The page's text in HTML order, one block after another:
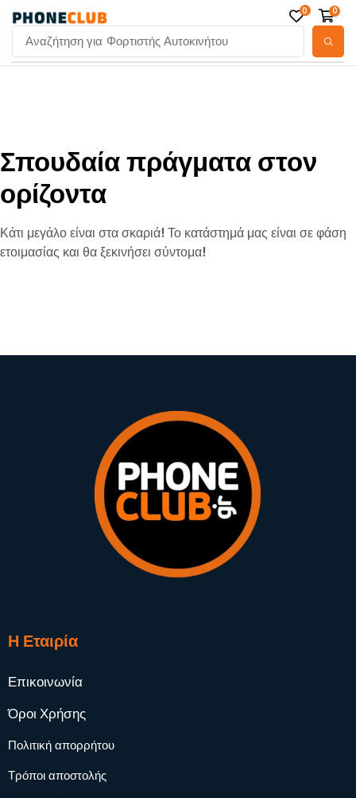
Αναζήτηση για Φορτιστής Αυτοκινήτου
0 0
Σπουδαία πράγματα στον
ορίζοντα
Κάτι μεγάλο είναι στα σκαριά! Το κατάστημά μας είναι σε φάση
ετοιμασίας και θα ξεκινήσει σύντομα!
Η Εταιρία
Επικοινωνία
Όροι Χρήσης
Πολιτική απορρήτου
Τρόποι αποστολής